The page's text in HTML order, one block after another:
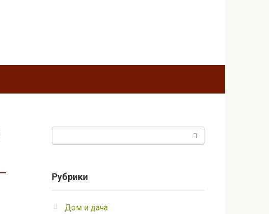
Рубрики
Дом и дача